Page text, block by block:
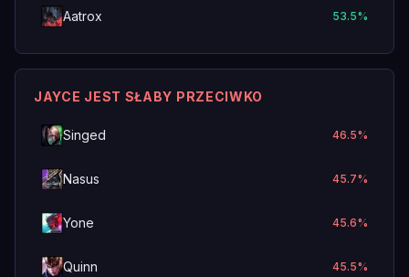
Aatrox 53.5%
JAYCE JEST SŁABY PRZECIWKO
Singed 46.5%
Nasus 45.7%
Yone 45.6%
Quinn 45.5%